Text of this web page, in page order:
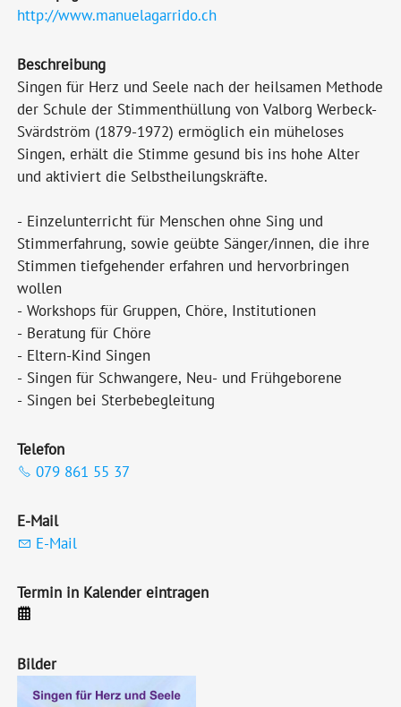
http://www.manuelagarrido.ch
Beschreibung
Singen für Herz und Seele nach der heilsamen Methode
der Schule der Stimmenthüllung von Valborg Werbeck-
Svärdström (1879-1972) ermöglich ein müheloses
Singen, erhält die Stimme gesund bis ins hohe Alter
und aktiviert die Selbstheilungskräfte.
- Einzelunterricht für Menschen ohne Sing und
Stimmerfahrung, sowie geübte Sänger/innen, die ihre
Stimmen tiefgehender erfahren und hervorbringen
wollen
- Workshops für Gruppen, Chöre, Institutionen
- Beratung für Chöre
- Eltern-Kind Singen
- Singen für Schwangere, Neu- und Frühgeborene
- Singen bei Sterbebegleitung
Telefon
079 861 55 37
E-Mail
E-Mail
Termin in Kalender eintragen
Bilder